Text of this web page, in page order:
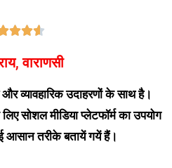

वाराणसी
व्यावहारिक उदाहरणों के साथ है।
सोशल मीडिया प्लेटफॉर्म का उपयोग
तरीके बतायें गयें हैं।